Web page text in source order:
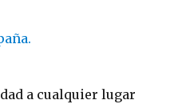
a cualquier lugar